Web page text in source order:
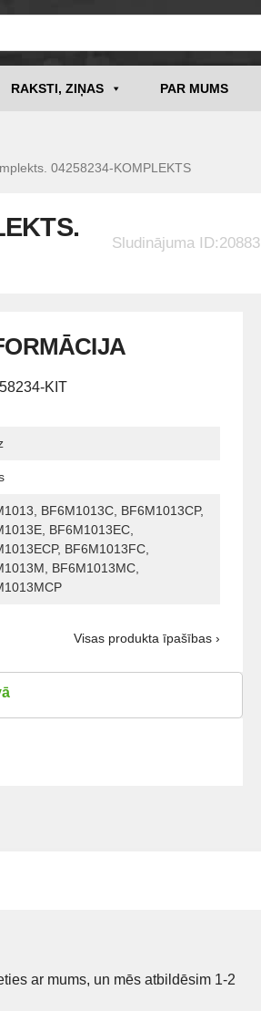
RAKSTI, ZIŅAS PAR MUMS
04258234-KOMPLEKTS
Sludinājuma ID:20883
KIT
BF6M1013C, BF6M1013CP,
BF6M1013EC,
BF6M1013FC,
BF6M1013MC,
Visas produkta īpašības ›
ar mums, un mēs atbildēsim 1-2